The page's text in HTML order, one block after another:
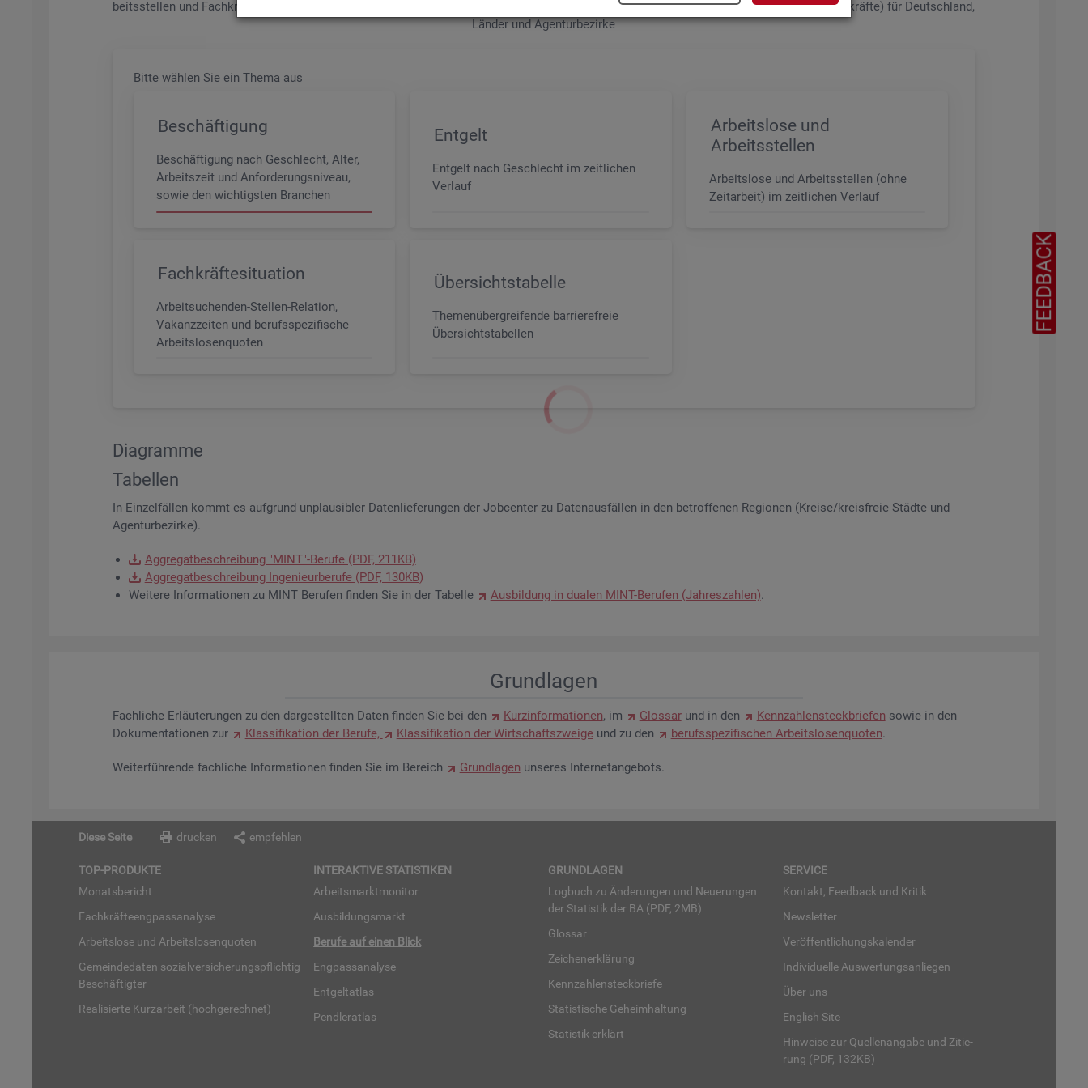
beits­stel­len und Fach­kräf­te­be­darf aller Be­ru­fe sowie der MINT- und In­ge­nieur­be­ru­fe dif­fe­ren­ziert nach dem An­for­de­rungs­ni­veau (z.B. Fach­kräf­te) für Deutsch­land,
Län­der und Agen­tur­be­zir­ke
Bitte wäh­len Sie ein Thema aus
Beschäftigung
Beschäftigung nach Geschlecht, Alter,
Arbeitszeit und Anforderungsniveau,
sowie den wichtigsten Branchen
Entgelt
Entgelt nach Geschlecht im zeitlichen
Verlauf
Arbeitslose und
Arbeitsstellen
Arbeitslose und Arbeitsstellen (ohne
Zeitarbeit) im zeitlichen Verlauf
Fachkräftesituation
Arbeitsuchenden-Stellen-Relation,
Vakanzzeiten und berufsspezifische
Arbeitslosenquoten
Übersichtstabelle
Themenübergreifende barrierefreie
Übersichtstabellen
Dia­gram­me
Ta­bel­len
In Ein­zel­fäl­len kommt es auf­grund un­plau­si­bler Da­ten­lie­fe­run­gen der Job­cen­ter zu Da­ten­aus­fäl­len in den be­trof­fe­nen Re­gio­nen (Krei­se/kreis­freie Städ­te und
Agen­tur­be­zir­ke).
Ag­gre­gat­be­schrei­bung "MINT"-Be­ru­fe (PDF, 211KB)
Ag­gre­gat­be­schrei­bung In­ge­nieur­be­ru­fe (PDF, 130KB)
Wei­te­re In­for­ma­tio­nen zu MINT Be­ru­fen fin­den Sie in der Ta­bel­le
Aus­bil­dung in dua­len MINT-Be­ru­fen (Jah­res­zah­len).
Grund­la­gen
Fach­li­che Er­läu­te­run­gen zu den dar­ge­stell­ten Daten fin­den Sie bei den Kurz­in­for­ma­tio­nen, im Glos­sarund in den Kenn­zah­len­steck­brie­fen sowie in den
Do­ku­men­ta­tio­nen zur
Klas­si­fi­ka­ti­on der Be­ru­fe, Klas­si­fi­ka­ti­on der Wirt­schafts­zwei­geund zu den be­rufs­spe­zi­fi­schen Ar­beits­lo­sen­quo­ten.
Wei­ter­füh­ren­de fach­li­che In­for­ma­tio­nen fin­den Sie im Be­reich Grund­la­gen un­se­res In­ter­net­an­ge­bots.
FEEDBACK
Diese Seite drucken empfehlen
TOP-PRO­DUK­TE
Mo­nats­be­richt
Fach­kräf­te­eng­pass­ana­ly­se
Ar­beits­lo­se und Ar­beits­lo­sen­quo­ten
Ge­mein­de­da­ten so­zi­al­ver­si­che­rungs­pflich­tig
Be­schäf­tig­ter
Rea­li­sier­te Kurz­ar­beit (hoch­ge­rech­net)
IN­TER­AK­TI­VE STA­TIS­TI­KEN
Ar­beits­markt­mo­ni­tor
Aus­bil­dungs­markt
Be­ru­fe auf einen Blick
Eng­pass­ana­ly­se
Ent­gel­t­at­las
Pend­ler­at­las
GRUND­LA­GEN
Log­buch zu Än­de­run­gen und Neue­run­gen
der Sta­tis­tik der BA (PDF, 2MB)
Glos­sar
Zei­chen­er­klä­rung
Kenn­zah­len­steck­brie­fe
Sta­tis­ti­sche Ge­heim­hal­tung
Sta­tis­tik er­klärt
SER­VICE
Kon­takt, Feed­back und Kri­tik
News­let­ter
Ver­öf­fent­li­chungs­ka­len­der
In­di­vi­du­el­le Aus­wer­tungs­an­lie­gen
Über uns
English Site
Hin­wei­se zur Quel­len­an­ga­be und Zi­tie­
rung (PDF, 132KB)